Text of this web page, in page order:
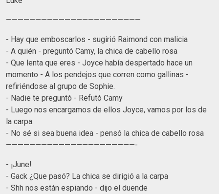
———————————————————————
- Hay que emboscarlos - sugirió Raimond con malicia
- A quién - preguntó Camy, la chica de cabello rosa
- Que lenta que eres - Joyce había despertado hace un
momento - A los pendejos que corren como gallinas -
refiriéndose al grupo de Sophie.
- Nadie te preguntó - Refutó Camy
- Luego nos encargamos de ellos Joyce, vamos por los de
la carpa.
- No sé si sea buena idea - pensó la chica de cabello rosa
——————————————————————-
- ¡June!
- Gack ¿Que pasó? La chica se dirigió a la carpa
- Shh nos están espiando - dijo el duende